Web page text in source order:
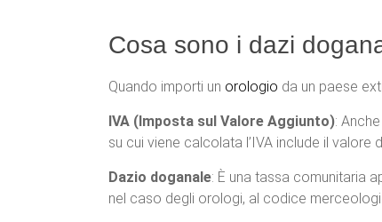
Cosa sono i dazi
Quando importi un orologio da un paese
IVA (Imposta sul Valore Aggiunto):
su cui viene calcolata l’IVA include il
Dazio doganale: È una tassa comunitaria
nel caso degli orologi, al codice